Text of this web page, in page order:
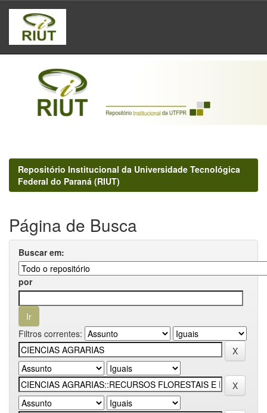
Skip
navigation
Repositório Institucional da Universidade Tecnológica
Federal do Paraná (RIUT)
Página de Busca
Buscar em:
por
Filtros correntes: